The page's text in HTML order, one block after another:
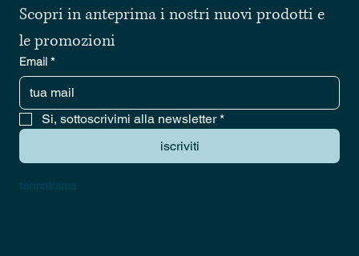
Scopri in anteprima i nostri nuovi prodotti e
le promozioni
Email *
Si, sottoscrivimi alla newsletter *
iscriviti